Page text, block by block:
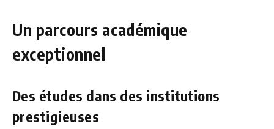
Un parcours académique
exceptionnel
Des études dans des institutions
prestigieuses